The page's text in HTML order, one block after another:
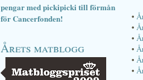
pengar med pickipicki till förmån
för Cancerfonden!
Årets matblogg
•
•
•
•
•
•